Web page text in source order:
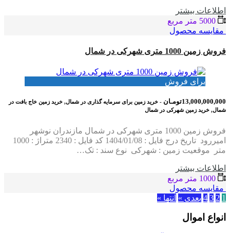
اطلاعات بيشتر
مقایسه محصول
فروش زمین 1000 متری شهرکی در شمال
برای فروش
13,000,000,000تومـان
- خرید زمین برای سرمایه گذاری در شمال, خرید زمین خاج بافت در
شمال, خرید زمین شهرکی در شمال
فروش زمین 1000 متری شهرکی در شمال مازندران نوشهر
امیررود تاریخ درج فایل : 1404/01/08 کد فایل : 2340 متراژ : 1000
متر موقعیت زمین : شهرکی نوع سند : تک…
اطلاعات بيشتر
مقایسه محصول
1
2
3
4 بعدي » انتها »
انواع اموال